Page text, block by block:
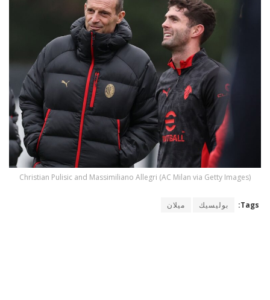
Christian Pulisic and Massimiliano Allegri (AC Milan via Getty Images)
Tags: بوليسيك ميلان